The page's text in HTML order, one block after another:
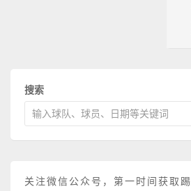
搜索
关注微信公众号，第一时间获取